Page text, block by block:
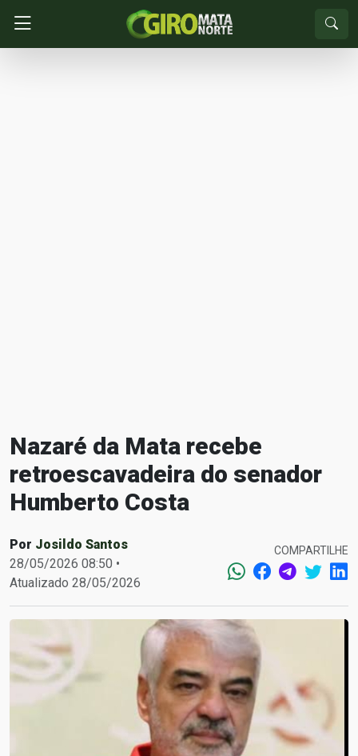
Nazaré da Mata recebe
retroescavadeira do senador
Humberto Costa
Por Josildo Santos
28/05/2026 08:50 •
Atualizado 28/05/2026
COMPARTILHE